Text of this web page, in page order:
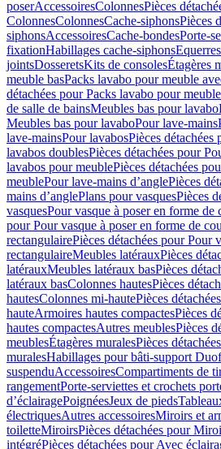
poserAccessoiresColonnesPièces
ColonnesColonnesCache-siphonsPièces
siphonsAccessoiresCache-bondesPorte-
fixationHabillages cache-siphons
jointsDosseretsKits de consolesÉtagères
meuble basPacks lavabo pour meuble
détachées pour Packs lavabo pour
de salle de bainsMeubles bas pour lavabo
Meubles bas pour lavaboPour lave-mains
lave-mainsPour lavabosPièces détachées
lavabos doublesPièces détachées pour
lavabos pour meublePièces détachées
meublePour lave-mains d’anglePièces
mains d’anglePlans pour vasquesPièces
vasquesPour vasque à poser en forme de
pour Pour vasque à poser en forme de
rectangulairePièces détachées pour Pour
rectangulaireMeubles latérauxPièces
latérauxMeubles latéraux basPièces
latéraux basColonnes hautesPièces
hautesColonnes mi-hautePièces
hauteArmoires hautes compactesPièces
hautes compactesAutres meublesPièces
meublesÉtagères muralesPièces
muralesHabillages pour bâti-support
suspenduAccessoiresCompartiments de
rangementPorte-serviettes et crochets
d’éclairagePoignéesJeux de pieds
électriquesAutres accessoiresMiroirs et
toiletteMiroirsPièces détachées pour
intégréPièces détachées pour Avec